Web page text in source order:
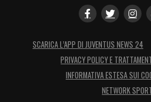
SCARICA L’APP DI JUVENTUS NEWS 24
PRIVACY POLICY E
INFORMATIVA ESTESA SUI
NETWORK